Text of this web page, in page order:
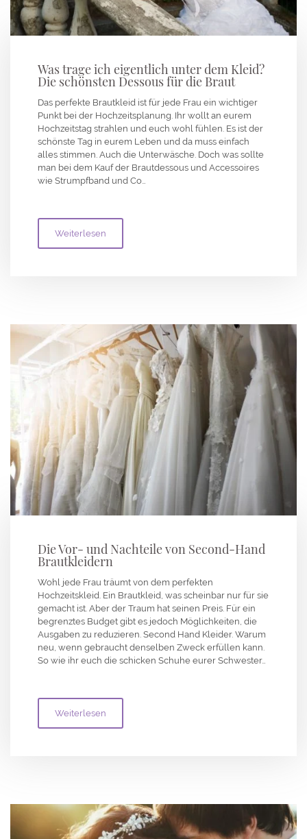
Was trage ich eigentlich unter dem Kleid?
Die schönsten Dessous für die Braut
Das perfekte Brautkleid ist für jede Frau ein wichtiger
Punkt bei der Hochzeitsplanung. Ihr wollt an eurem
Hochzeitstag strahlen und euch wohl fühlen. Es ist der
schönste Tag in eurem Leben und da muss einfach
alles stimmen. Auch die Unterwäsche. Doch was sollte
man bei dem Kauf der Brautdessous und Accessoires
wie Strumpfband und Co…
Weiterlesen
Die Vor- und Nachteile von Second-Hand
Brautkleidern
Wohl jede Frau träumt von dem perfekten
Hochzeitskleid. Ein Brautkleid, was scheinbar nur für sie
gemacht ist. Aber der Traum hat seinen Preis. Für ein
begrenztes Budget gibt es jedoch Möglichkeiten, die
Ausgaben zu reduzieren. Second Hand Kleider. Warum
neu, wenn gebraucht denselben Zweck erfüllen kann.
So wie ihr euch die schicken Schuhe eurer Schwester…
Weiterlesen